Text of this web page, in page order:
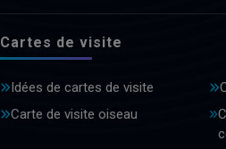
Cartes de visite
Idées de cartes de visite
Carte de visite oiseau